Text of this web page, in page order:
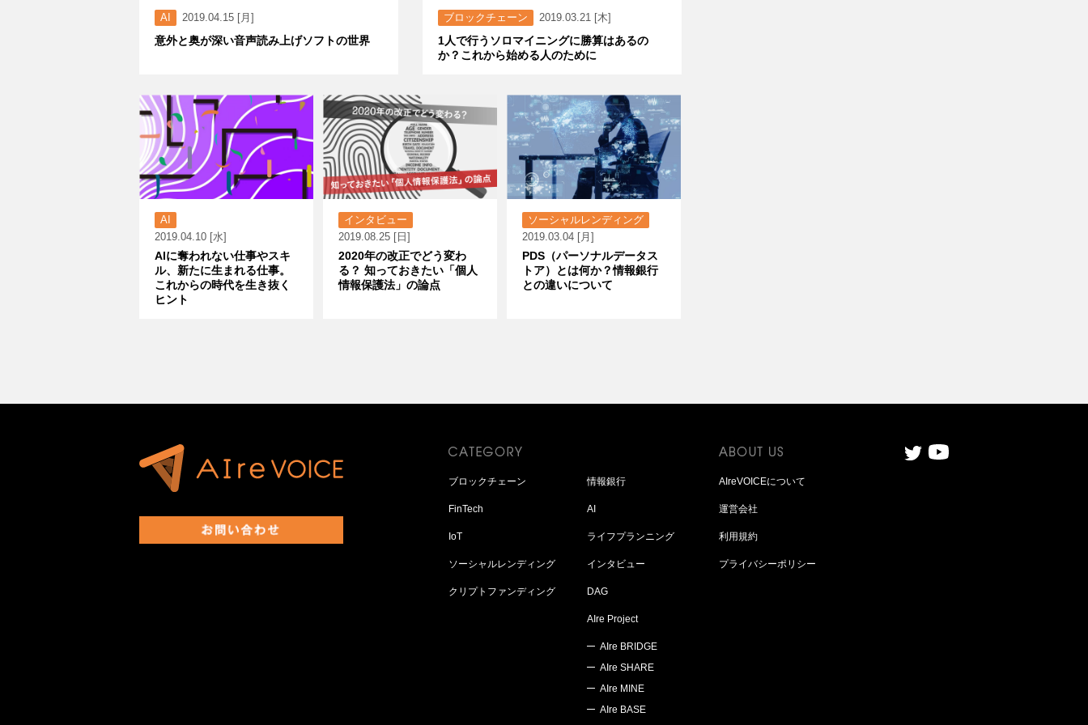
AI 2019.04.15 [月]
意外と奥が深い音声読み上げソフトの世界
ブロックチェーン 2019.03.21 [木]
1人で行うソロマイニングに勝算はあるの
か？これから始める人のために
AI
2019.04.10 [水]
AIに奪われない仕事やスキ
ル、新たに生まれる仕事。
これからの時代を生き抜く
ヒント
インタビュー
2019.08.25 [日]
2020年の改正でどう変わ
る？ 知っておきたい「個人
情報保護法」の論点
ソーシャルレンディング
2019.03.04 [月]
PDS（パーソナルデータス
トア）とは何か？情報銀行
との違いについて
ブロックチェーン
FinTech
IoT
ソーシャルレンディング
クリプトファンディング
情報銀行
AI
ライフプランニング
インタビュー
DAG
AIre Project
AIre BRIDGE
AIre SHARE
AIre MINE
AIre BASE
AIreVOICEについて
運営会社
利用規約
プライバシーポリシー